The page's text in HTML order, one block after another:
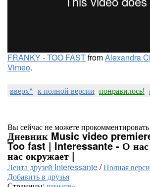
FRANKY - TOO FASTfromAlexandra
Vimeo.
вверх^ к полной версии понравилось!
Вы сейчас не можете
Дневник Music video
Too fast | Interessante - О нас
нас окружает |
Лента друзей Interessante/Полная
Добавить в друзья